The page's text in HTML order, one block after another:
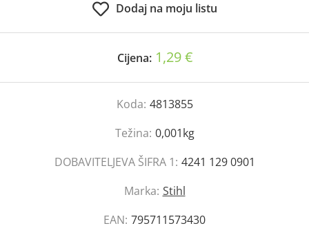
Dodaj na moju listu
Cijena: 1,29 €
Koda: 4813855
Težina: 0,001kg
DOBAVITELJEVA ŠIFRA 1: 4241 129 0901
Marka: Stihl
EAN: 795711573430